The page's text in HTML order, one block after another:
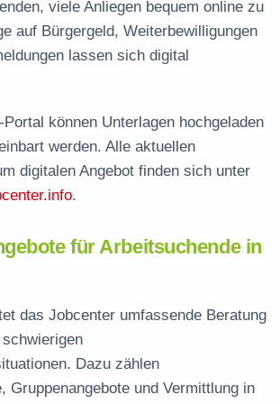
viele Anliegen bequem online zu
auf Bürgergeld, Weiterbewilligungen
lassen sich digital
können Unterlagen hochgeladen
werden. Alle aktuellen
digitalen Angebot finden sich unter
.
für Arbeitsuchende in
das Jobcenter umfassende Beratung
Dazu zählen
Gruppenangebote und Vermittlung in